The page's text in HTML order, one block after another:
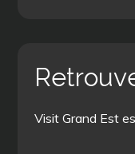
Visit Grand Est